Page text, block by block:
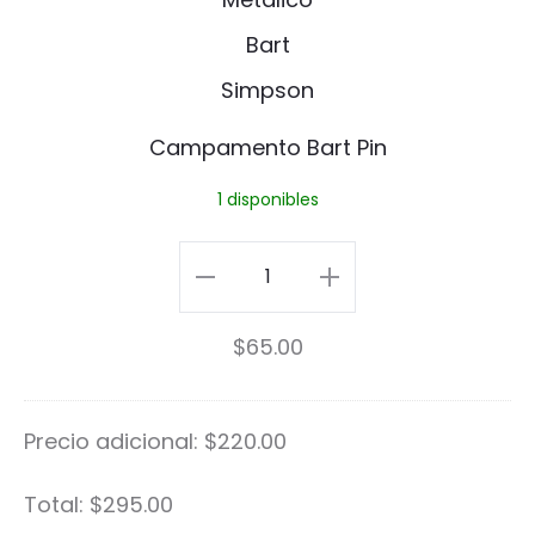
m
p
e
t
o
B
a
Campamento Bart Pin
1 disponibles
Campamento
Bart
cantidad
$65.00
Precio adicional: $220.00
Total: $295.00